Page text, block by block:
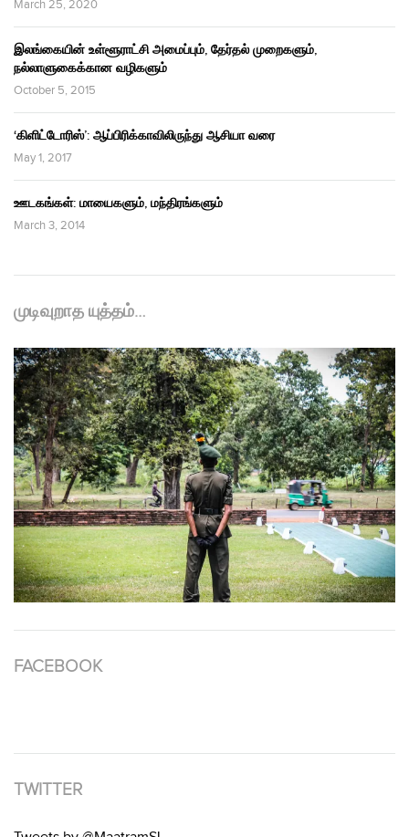
March 25, 2020
இலங்கையின் உள்ளூராட்சி அமைப்பும், தேர்தல் முறைகளும்,
நல்லாளுகைக்கான வழிகளும்
October 5, 2015
‘கிளிட்டோரிஸ்’: ஆப்பிரிக்காவிலிருந்து ஆசியா வரை
May 1, 2017
ஊடகங்கள்: மாயைகளும், மந்திரங்களும்
March 3, 2014
முடிவுறாத யுத்தம்…
FACEBOOK
TWITTER